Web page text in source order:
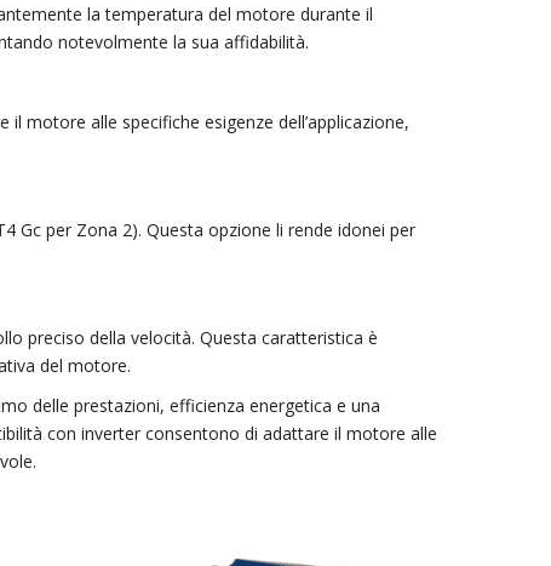
la temperatura del motore durante il
notevolmente la sua affidabilità.
motore alle specifiche esigenze dell’applicazione,
Gc per Zona 2). Questa opzione li rende idonei per
preciso della velocità. Questa caratteristica è
del motore.
delle prestazioni, efficienza energetica e una
con inverter consentono di adattare il motore alle